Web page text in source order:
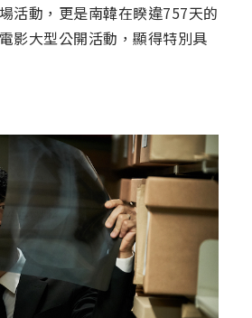
活動，更是南韓在睽違757天的
影大型公開活動，顯得特別具